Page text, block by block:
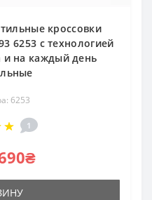
кроссовки
6253 с технологией
и на каждый день
6253
1